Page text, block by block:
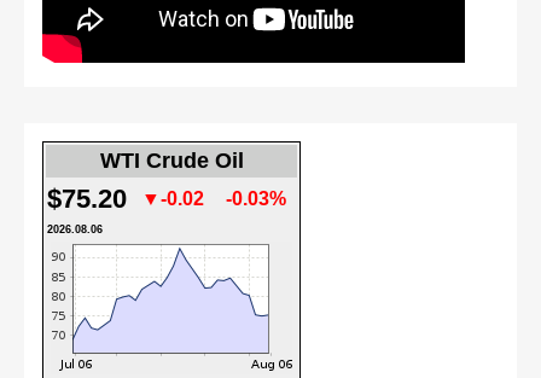
WTI Crude Oil
$75.20 ▼-0.02 -0.03%
2026.08.06